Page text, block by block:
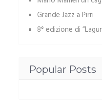
Grande Jazz a Pirri
8° edizione di
Popular Posts